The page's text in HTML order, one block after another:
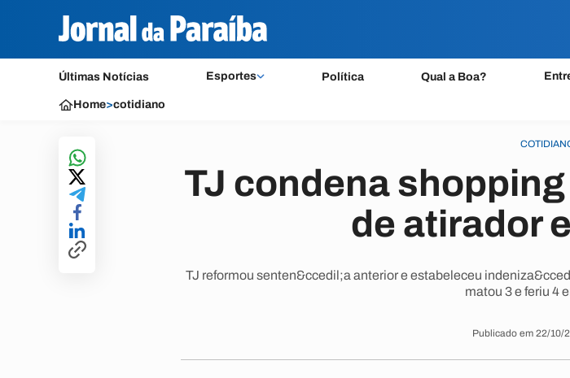
Últimas Notícias Esportes Política Qual a Boa?
Home>cotidiano
TJ condena
de atirador
TJ reformou senten&ccedil;a anterior e estabeleceu
matou 3 e feriu 4
Publicado em 22/10/